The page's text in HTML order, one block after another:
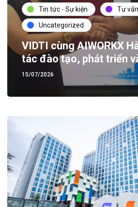
Tin tức - Sự kiện Tư vấn
Uncategorized
VIDTI cùng AIWORKX
tác đào tạo, phát triển
mại hóa sản phẩm AI
15/07/2026